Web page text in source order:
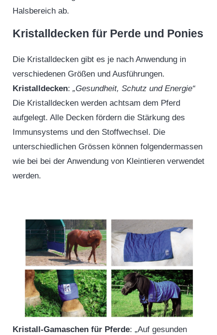
Halsbereich ab.
Kristalldecken für Perde und Ponies
Die Kristalldecken gibt es je nach Anwendung in
verschiedenen Größen und Ausführungen.
Kristalldecken: „Gesundheit, Schutz und Energie“
Die Kristalldecken werden achtsam dem Pferd
aufgelegt. Alle Decken fördern die Stärkung des
Immunsystems und den Stoffwechsel. Die
unterschiedlichen Grössen können folgendermassen
wie bei bei der Anwendung von Kleintieren verwendet
werden.
Kristall-Gamaschen für Pferde: „Auf gesunden